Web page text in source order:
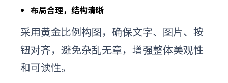
布局合理，结构清晰
采用黄金比例构图，确保文字、图片、按
钮对齐，避免杂乱无章，增强整体美观性
和可读性。